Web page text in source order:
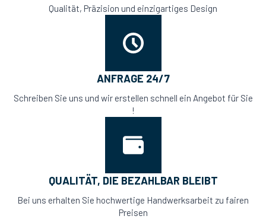
Qualität, Präzision und einzigartiges Design
ANFRAGE 24/7
Schreiben Sie uns und wir erstellen schnell ein Angebot für Sie
!
QUALITÄT, DIE BEZAHLBAR BLEIBT
Bei uns erhalten Sie hochwertige Handwerksarbeit zu fairen
Preisen